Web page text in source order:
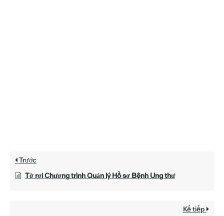
Trước
Tờ rơi Chương trình Quản lý Hồ sơ Bệnh Ung thư
Kế tiếp